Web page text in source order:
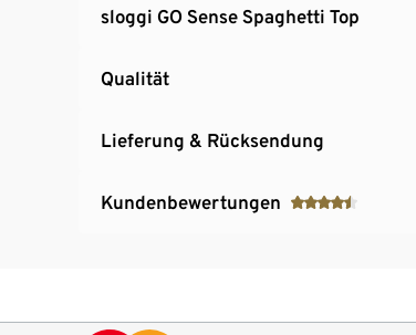
sloggi GO Sense Spaghetti Top
Qualität
Lieferung & Rücksendung
Kundenbewertungen